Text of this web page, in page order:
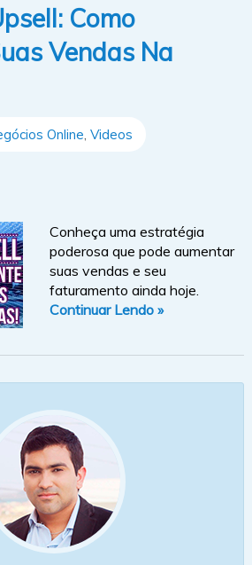
Como
Vendas Na
Online Videos
Conheça uma estratégia
poderosa que pode aumentar
suas vendas e seu
faturamento ainda hoje.
Continuar Lendo »